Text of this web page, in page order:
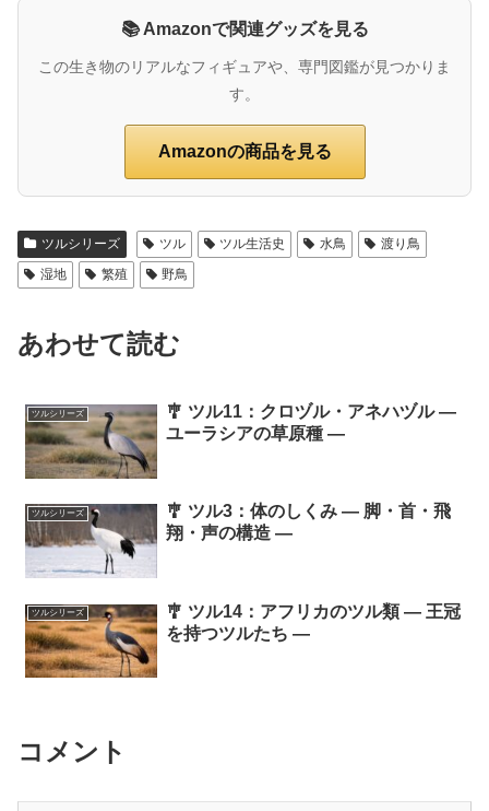
📚 Amazonで関連グッズを見る
この生き物のリアルなフィギュアや、専門図鑑が見つかりま
す。
Amazonの商品を見る
ツルシリーズ ツル ツル生活史 水鳥
渡り鳥
湿地
繁殖 野鳥
あわせて読む
ツルシリーズ
🎐 ツル11：クロヅル・アネハヅル ―
ユーラシアの草原種 ―
ツルシリーズ
🎐 ツル3：体のしくみ ― 脚・首・飛
翔・声の構造 ―
ツルシリーズ
🎐 ツル14：アフリカのツル類 ― 王冠
を持つツルたち ―
コメント